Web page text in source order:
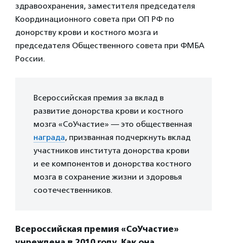
здравоохранения, заместителя председателя
Координационного совета при ОП РФ по
донорству крови и костного мозга и
председателя Общественного совета при ФМБА
России.
Всероссийская премия за вклад в
развитие донорства крови и костного
мозга «СоУчастие» — это общественная
награда, призванная подчеркнуть вклад
участников института донорства крови
и ее компонентов и донорства костного
мозга в сохранение жизни и здоровья
соотечественников.
Всероссийская премия «СоУчастие»